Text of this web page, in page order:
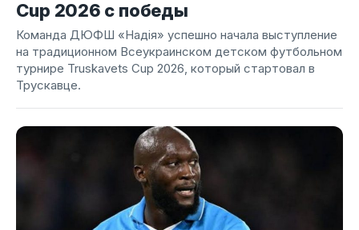
Cup 2026 с победы
Команда ДЮФШ «Надія» успешно начала выступление
на традиционном Всеукраинском детском футбольном
турнире Truskavets Cup 2026, который стартовал в
Трускавце.